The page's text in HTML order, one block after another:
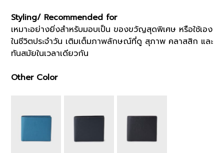
Styling/ Recommended for
เหมาะอย่างยิ่งสำหรับมอบเป็น ของขวัญสุดพิเศษ หรือใช้เอง
ในชีวิตประจำวัน เติมเต็มภาพลักษณ์ที่ดู สุภาพ คลาสสิก และ
ทันสมัยในเวลาเดียวกัน
Other Color